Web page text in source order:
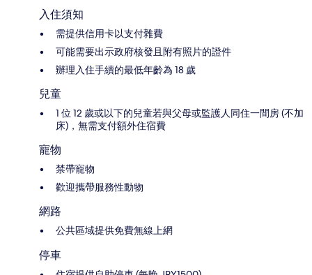
入住須知
需提供信用卡以支付雜費
可能需要出示政府核發且附有照片的證件
辦理入住手續的最低年齡為 18 歲
兒童
1 位 12 歲或以下的兒童若與父母或監護人同住一間房 (不加
床)，無需支付額外住宿費
寵物
禁帶寵物
歡迎攜帶服務性動物
網路
公共區域提供免費無線上網
停車